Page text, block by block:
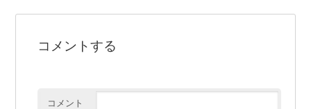
コメントする
コメント